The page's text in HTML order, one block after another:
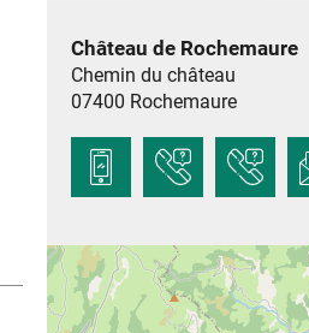
Château de Rochemaure
Chemin du château
07400 Rochemaure